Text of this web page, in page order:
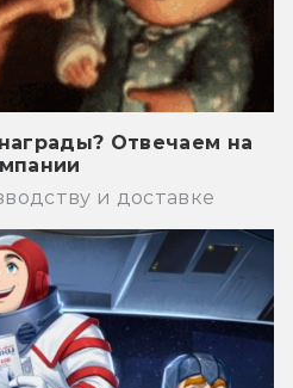
Отвечаем на
и доставке